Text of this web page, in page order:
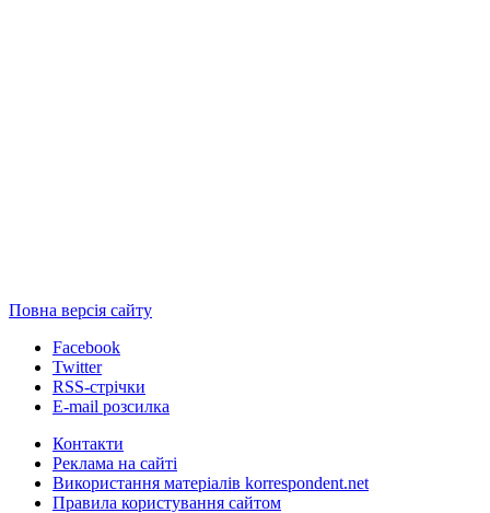
Повна версія сайту
Facebook
Twitter
RSS-стрічки
E-mail розсилка
Контакти
Реклама на сайті
Використання матеріалів korrespondent.net
Правила користування сайтом